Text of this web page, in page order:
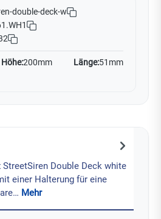
double-deck-w
Höhe:200mm Länge:51mm
Double Deck white
einer Halterung für eine
Mehr